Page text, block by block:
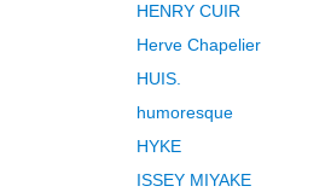
HENRY CUIR
Herve Chapelier
HUIS.
humoresque
HYKE
ISSEY MIYAKE